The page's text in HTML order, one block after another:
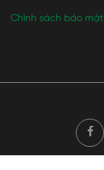
Chính sách bảo mật